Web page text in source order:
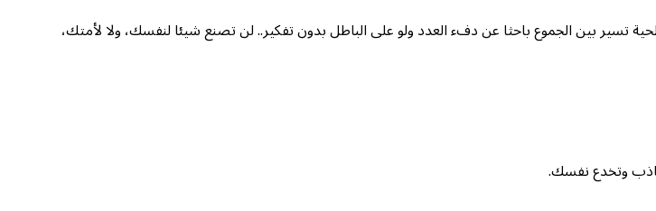
تسير بين الجموع باحثا عن دفء العدد ولو على الباطل بدون تفكير.. لن تصنع شيئا لنفسك، ولا لأمتك،
وتخدع نفسك.